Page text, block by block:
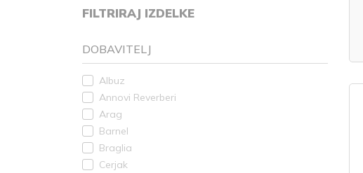
FILTRIRAJ IZDELKE
DOBAVITELJ
Albuz
Annovi Reverberi
Arag
Barnel
Braglia
Cerjak